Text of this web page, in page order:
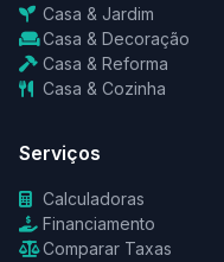
Casa & Jardim
Casa & Decoração
Casa & Reforma
Casa & Cozinha
Serviços
Calculadoras
Financiamento
Comparar Taxas